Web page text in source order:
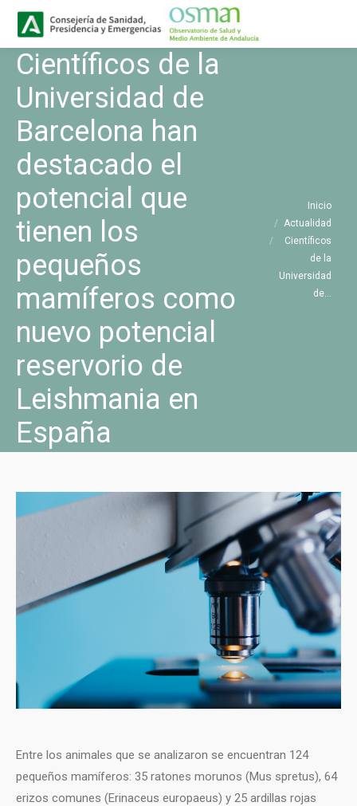
Científicos de la
Universidad de
Barcelona han
destacado el
potencial que
tienen los
pequeños
mamíferos como
nuevo potencial
reservorio de
Leishmania en
España
Estás aquí:Inicio
Actualidad
Científicos
de la
Universidad
de…
Entre los animales que se analizaron se encuentran 124
pequeños mamíferos: 35 ratones morunos (Mus spretus), 64
erizos comunes (Erinaceus europaeus) y 25 ardillas rojas